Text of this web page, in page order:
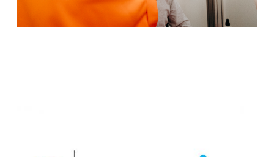
RIZIV -erkend opticien